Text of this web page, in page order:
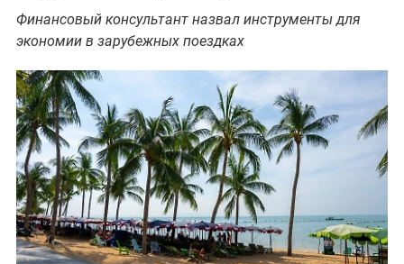
Финансовый консультант назвал инструменты для
экономии в зарубежных поездках